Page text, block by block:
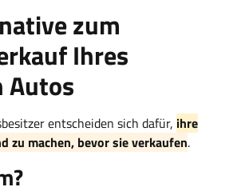
zum
Ihres
Autos
entscheiden sich dafür, ihre
zu machen, bevor sie verkaufen.